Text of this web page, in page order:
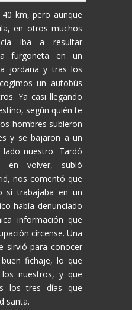
km, pero aunque
en otros muchos
iba a resultar
furgoneta en un
jordana y tras los
un autobús
Ya casi llegando
según quién te
hombres subieron
y se bajaron a un
nuestro. Tardó
en volver, subió
nos comentó que
si trabajaba en un
había denunciado
información que
circense. Una
sirvió para conocer
fichaje, lo que
nuestros, y que
los tres días que
santa.